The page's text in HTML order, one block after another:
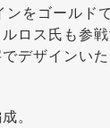
をゴールド
ロス氏も参
デザインいた
。